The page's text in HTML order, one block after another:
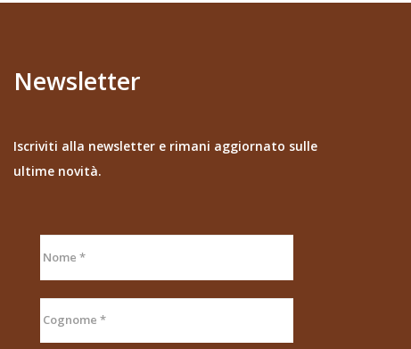
Newsletter
Iscriviti alla newsletter e rimani aggiornato sulle
ultime novità.